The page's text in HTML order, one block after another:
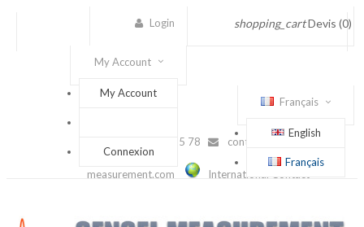
shopping_cart Devis (0)
Login
My Account
My Account
Connexion
Français
English
Français
(+33) 1 56 88 25 78 contact@sensel-
measurement.com International Contact